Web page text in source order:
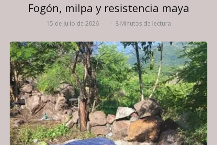
Fogón, milpa y resistencia maya
15 de julio de 2026 · · 8 Minutos de lectura